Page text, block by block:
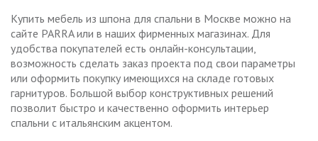
Купить мебель из шпона для спальни в Москве можно на
сайте PARRA или в наших фирменных магазинах. Для
удобства покупателей есть онлайн-консультации,
возможность сделать заказ проекта под свои параметры
или оформить покупку имеющихся на складе готовых
гарнитуров. Большой выбор конструктивных решений
позволит быстро и качественно оформить интерьер
спальни с итальянским акцентом.